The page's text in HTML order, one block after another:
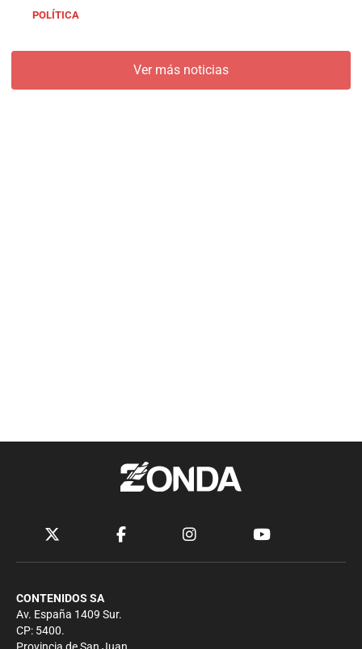
POLÍTICA
Ver más noticias
CONTENIDOS SA
Av. España 1409 Sur.
CP: 5400.